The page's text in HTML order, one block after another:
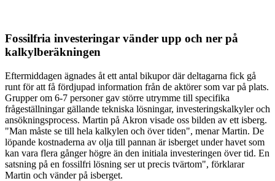
Fossilfria investeringar vänder upp och ner på
kalkylberäkningen
Eftermiddagen ägnades åt ett antal bikupor där deltagarna fick gå
runt för att få fördjupad information från de aktörer som var på plats.
Grupper om 6-7 personer gav större utrymme till specifika
frågeställningar gällande tekniska lösningar, investeringskalkyler och
ansökningsprocess. Martin på Akron visade oss bilden av ett isberg.
"Man måste se till hela kalkylen och över tiden", menar Martin. De
löpande kostnaderna av olja till pannan är isberget under havet som
kan vara flera gånger högre än den initiala investeringen över tid. En
satsning på en fossilfri lösning ser ut precis tvärtom", förklarar
Martin och vänder på isberget.